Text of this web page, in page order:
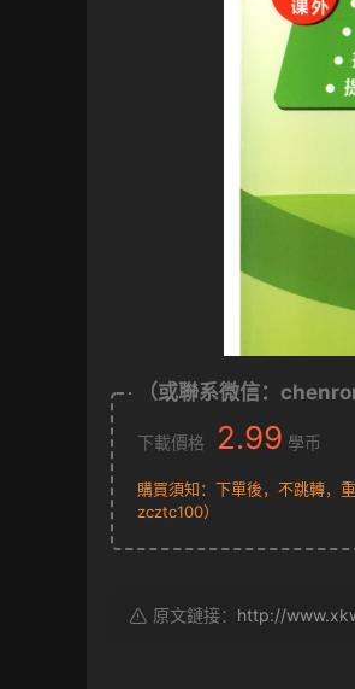
（或聯系微信：
下載價格 2.99 學币
購買須知：下單後，不跳轉，
zcztc100）
原文鏈接： http://